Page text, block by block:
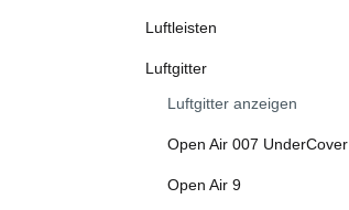
Luftleisten
Luftgitter
Luftgitter anzeigen
Open Air 007 UnderCover
Open Air 9